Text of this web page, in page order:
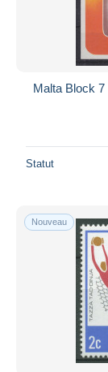
Malta Block
Statut
Nouveau